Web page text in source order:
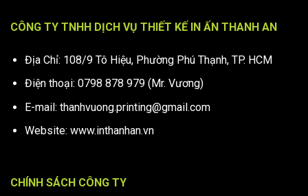
CÔNG TY TNHH DỊCH VỤ THIẾT KẾ IN ẤN THANH AN
Địa Chỉ: 108/9 Tô Hiệu, Phường Phú Thạnh, TP. HCM
Điện thoại: 0798 878 979 (Mr. Vương)
E-mail: thanhvuong.printing@gmail.com
Website: www.inthanhan.vn
CHÍNH SÁCH CÔNG TY